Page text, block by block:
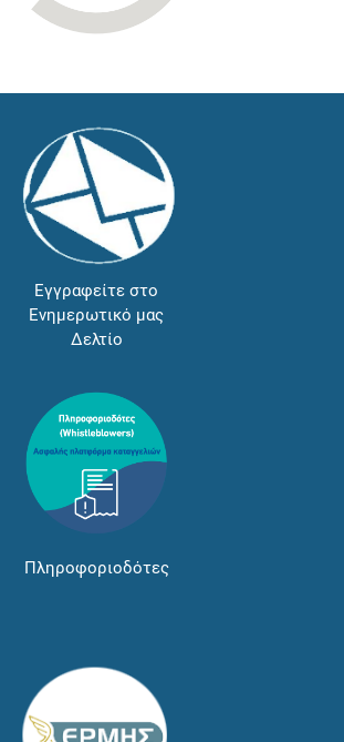
Εγγραφείτε στο
Ενημερωτικό μας
Δελτίο
Πληροφοριοδότες